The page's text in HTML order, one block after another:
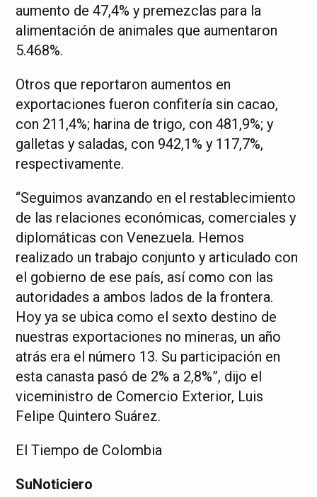
aumento de 47,4% y premezclas para la
alimentación de animales que aumentaron
5.468%.
Otros que reportaron aumentos en
exportaciones fueron confitería sin cacao,
con 211,4%; harina de trigo, con 481,9%; y
galletas y saladas, con 942,1% y 117,7%,
respectivamente.
“Seguimos avanzando en el restablecimiento
de las relaciones económicas, comerciales y
diplomáticas con Venezuela. Hemos
realizado un trabajo conjunto y articulado con
el gobierno de ese país, así como con las
autoridades a ambos lados de la frontera.
Hoy ya se ubica como el sexto destino de
nuestras exportaciones no mineras, un año
atrás era el número 13. Su participación en
esta canasta pasó de 2% a 2,8%”, dijo el
viceministro de Comercio Exterior, Luis
Felipe Quintero Suárez.
El Tiempo de Colombia
SuNoticiero